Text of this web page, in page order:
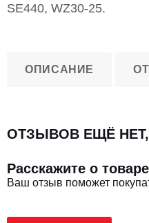
SE440, WZ30-25.
ОПИСАНИЕ
ОТЗЫВОВ ЕЩЁ
Расскажите о товаре
Ваш отзыв поможет